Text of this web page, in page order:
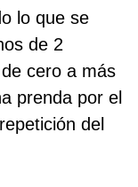
lo que se
de 2
cero a más
prenda por el
del